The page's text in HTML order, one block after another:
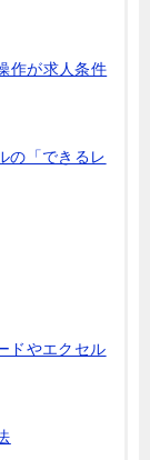
作が求人条件
の「できるレ
ドやエクセル